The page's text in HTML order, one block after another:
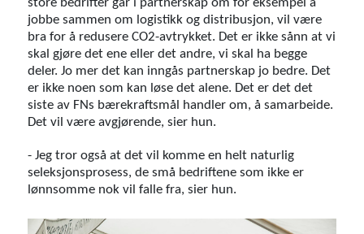
jobbe sammen om logistikk og distribusjon, vil være
bra for å redusere CO2-avtrykket. Det er ikke sånn at vi
skal gjøre det ene eller det andre, vi skal ha begge
deler. Jo mer det kan inngås partnerskap jo bedre. Det
er ikke noen som kan løse det alene. Det er det det
siste av FNs bærekraftsmål handler om, å samarbeide.
Det vil være avgjørende, sier hun.
- Jeg tror også at det vil komme en helt naturlig
seleksjonsprosess, de små bedriftene som ikke er
lønnsomme nok vil falle fra, sier hun.